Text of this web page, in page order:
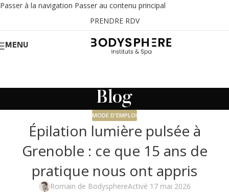
Passer à la navigation Passer au contenu principal
PRENDRE RDV
MENU
Blog
MODE D'EMPLOI
Épilation lumière pulsée à
Grenoble : ce que 15 ans de
pratique nous ont appris
Romain de BodysphereActivé 17 mai 2026